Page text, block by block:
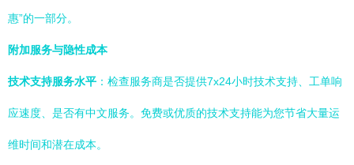
惠”的一部分。
附加服务与隐性成本
技术支持服务水平 ：检查服务商是否提供7x24小时技术支持、工单响
应速度、是否有中文服务。免费或优质的技术支持能为您节省大量运
维时间和潜在成本。